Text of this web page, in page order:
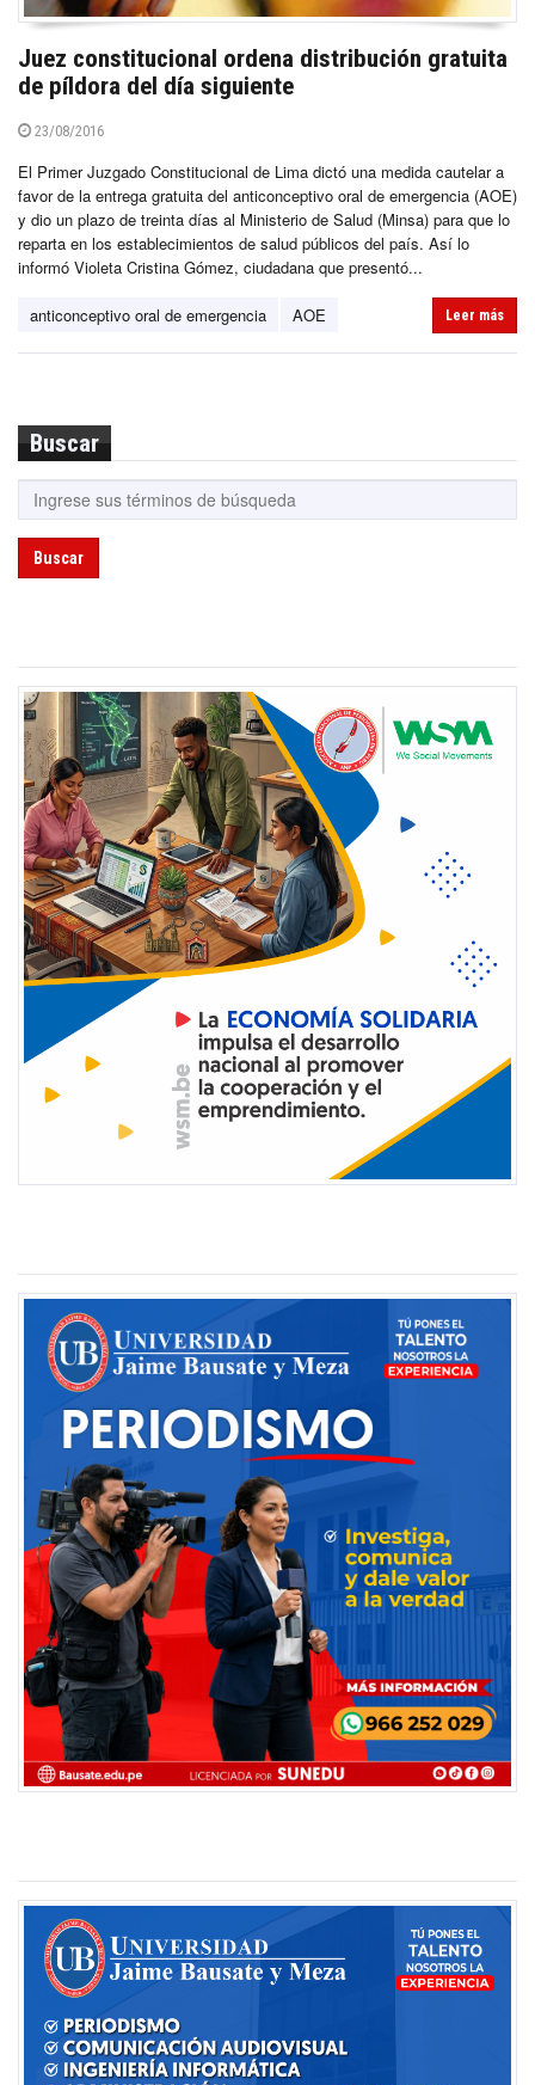
Juez constitucional ordena distribución gratuita
de píldora del día siguiente
23/08/2016
El Primer Juzgado Constitucional de Lima dictó una medida cautelar a
favor de la entrega gratuita del anticonceptivo oral de emergencia (AOE)
y dio un plazo de treinta días al Ministerio de Salud (Minsa) para que lo
reparta en los establecimientos de salud públicos del país. Así lo
informó Violeta Cristina Gómez, ciudadana que presentó...
anticonceptivo oral de emergencia AOE Leer más
Buscar
Buscar